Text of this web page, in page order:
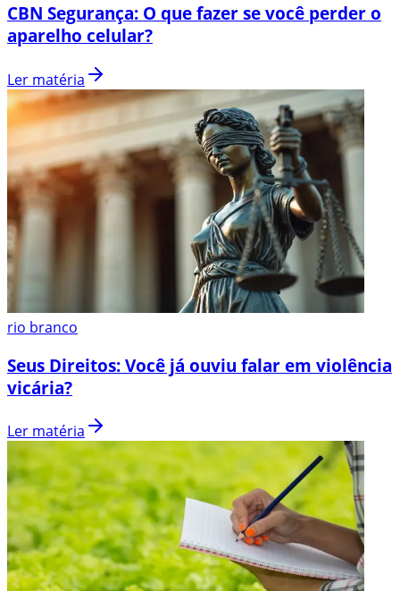
CBN Segurança: O que fazer se você perder o
aparelho celular?
Ler matéria
rio branco
Seus Direitos: Você já ouviu falar em violência
vicária?
Ler matéria